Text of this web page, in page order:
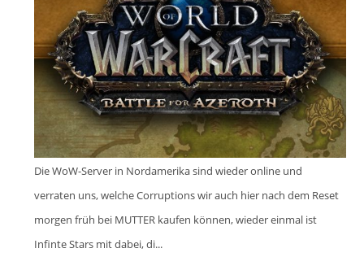
Die WoW-Server in Nordamerika sind wieder online und
verraten uns, welche Corruptions wir auch hier nach dem Reset
morgen früh bei MUTTER kaufen können, wieder einmal ist
Infinte Stars mit dabei, di...